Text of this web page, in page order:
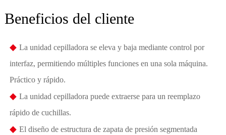
Beneficios del cliente
◆ La unidad cepilladora se eleva y baja mediante control por
interfaz, permitiendo múltiples funciones en una sola máquina.
Práctico y rápido.
◆ La unidad cepilladora puede extraerse para un reemplazo
rápido de cuchillas.
◆ El diseño de estructura de zapata de presión segmentada